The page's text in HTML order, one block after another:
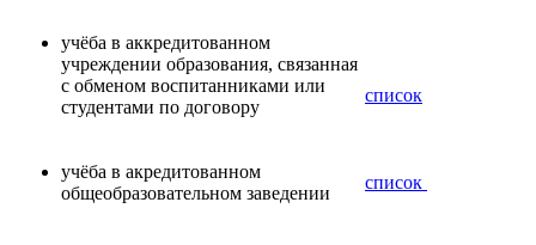
учёба в аккредитованном
учреждении образования, связанная
с обменом воспитанниками или
студентами по договору
список
учёба в акредитованном
общеобразовательном заведении
список